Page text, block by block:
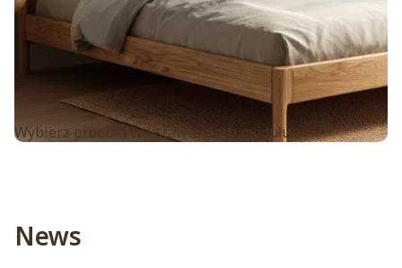
Wybierz produkt w ustawieniach modułu.
News